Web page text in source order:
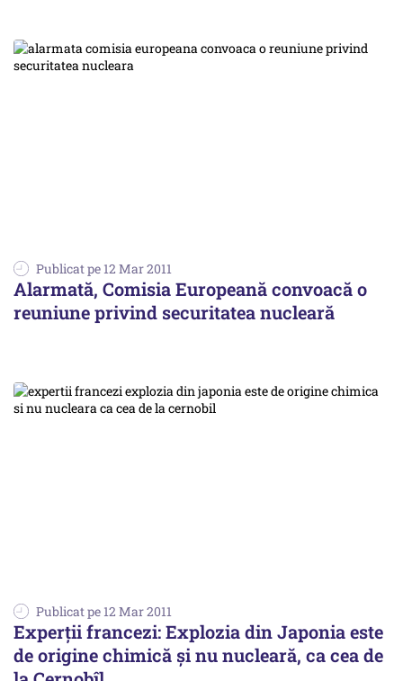
Publicat pe 12 Mar 2011
Alarmată, Comisia Europeană convoacă o
reuniune privind securitatea nucleară
Publicat pe 12 Mar 2011
Experții francezi: Explozia din Japonia este
de origine chimică şi nu nucleară, ca cea de